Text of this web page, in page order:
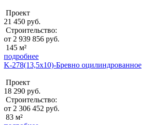
Проект
21 450 руб.
Строительство:
от 2 939 856 руб.
145 м²
подробнее
K-278(13,5x10)-Бревно оцилиндрованное
Проект
18 290 руб.
Строительство:
от 2 306 452 руб.
83 м²